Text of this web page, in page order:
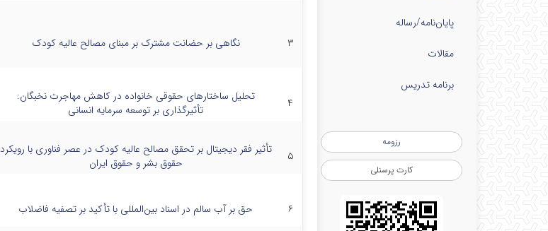
پایان‌نامه‌/رساله
مقالات
برنامه تدریس
رزومه
کارت پرسنلی
۳ نگاهی بر حضانت مشترک بر مبنای مصالح عالیه کودک
۴
تحلیل ساختارهای حقوقی خانواده در کاهش مهاجرت نخبگان:
تأثیرگذاری بر توسعه سرمایه انسانی
۵
تأثیر فقر دیجیتال بر تحقق مصالح عالیه کودک در عصر فناوری با رویکرد
حقوق بشر و حقوق ایران
۶ حق بر آب سالم در اسناد بین‌المللی با تأکید بر تصفیه فاضلاب